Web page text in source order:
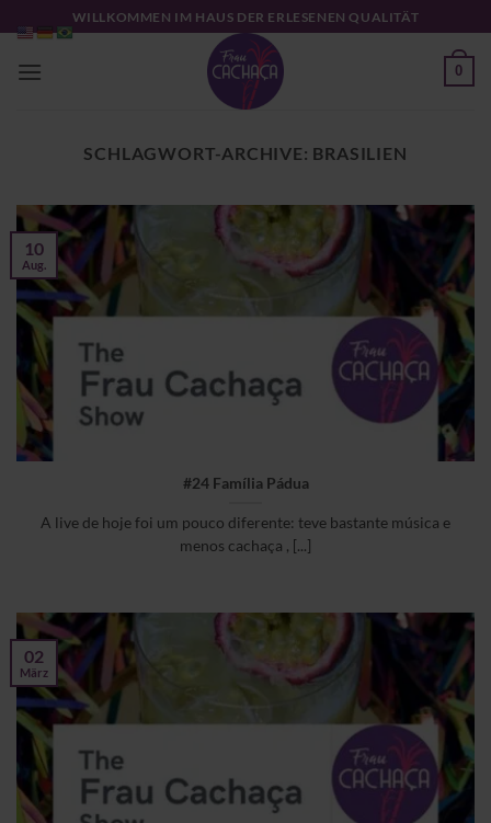
Inhalt
springen
WILLKOMMEN IM HAUS DER ERLESENEN QUALITÄT
0
SCHLAGWORT-ARCHIVE: BRASILIEN
#24 Família Pádua
A live de hoje foi um pouco diferente: teve bastante música e
menos cachaça , [...]
10
Aug.
02
März